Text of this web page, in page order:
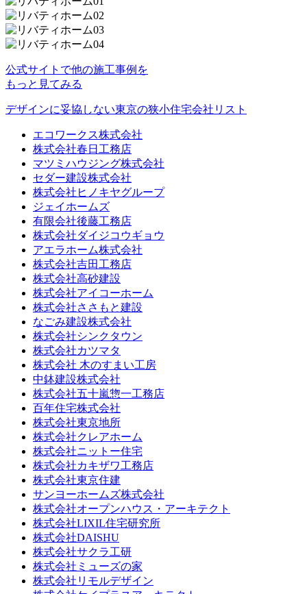
公式サイトで他の施工事例を
もっと見てみる
デザインに妥協しない東京の狭小住宅会社リスト
エコワークス株式会社
株式会社春日工務店
マツミハウジング株式会社
セダー建設株式会社
株式会社ヒノキヤグループ
ジェイホームズ
有限会社後藤工務店
株式会社ダイジコウギョウ
アエラホーム株式会社
株式会社吉田工務店
株式会社高砂建設
株式会社アイコーホーム
株式会社ささもと建設
なごみ建設株式会社
株式会社シンクタウン
株式会社カツマタ
株式会社 木のすまい工房
中鉢建設株式会社
株式会社五十嵐惣一工務店
百年住宅株式会社
株式会社東京地所
株式会社クレアホーム
株式会社ニットー住宅
株式会社カキザワ工務店
株式会社東京住建
サンヨーホームズ株式会社
株式会社オープンハウス・アーキテクト
株式会社LIXIL住宅研究所
株式会社DAISHU
株式会社サクラ工研
株式会社ミューズの家
株式会社リモルデザイン